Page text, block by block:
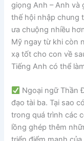
giọng Anh – Anh và
thế hội nhập chung
ưa chuộng nhiều
Mỹ ngay từ khi còn
xạ tốt cho con về
Tiếng Anh có thể
Ngoại ngữ Thần
đạo tài ba. Tại sao
trong quá trình các
lồng ghép thêm